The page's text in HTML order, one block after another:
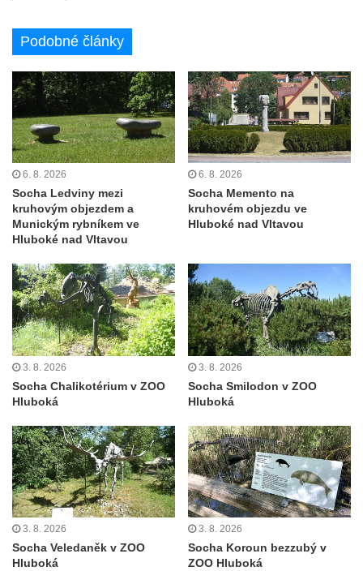
Plastika Koule v Gutenbergově ulici v
Liberci
Pamětní deska Vojtěcha Kocmicha na
domě čp. 37 v ulici Betlém v Římově
Pomník na paměť zrušení roboty v Plavu
Socha vodníka v Plavu
Socha svatého Jana Nepomuckého v
Třebušíně
Pamětní deska Johanna Nepomuka
Fischera na domě čp. 5/16 na třídě 9.
května v Rumburku
Pamětní deska Johanna Neumanna
severně od Tokáně
Obrázek svatého Huberta na buku svatého
Huberta
Obrázek svatého Jakuba na skále u cesty
východně od Srbské Kamenice
Busta Jana Amose Komenského na domě
čp. 37 v Račicích
Socha ležícího koně v Sadech
Československé armády v Teplicích
Socha Medvídě v Tierpark Chemnitz
Sochy Ležící žena v Tierpark Chemnitz
Podobné články
6. 8. 2026
Socha Ledviny mezi
kruhovým objezdem a
Munickým rybníkem ve
Hluboké nad Vltavou
6. 8. 2026
Socha Memento na
kruhovém objezdu ve
Hluboké nad Vltavou
3. 8. 2026
Socha Chalikotérium v ZOO
Hluboká
3. 8. 2026
Socha Smilodon v ZOO
Hluboká
3. 8. 2026
Socha Veledaněk v ZOO
Hluboká
3. 8. 2026
Socha Koroun bezzubý v
ZOO Hluboká